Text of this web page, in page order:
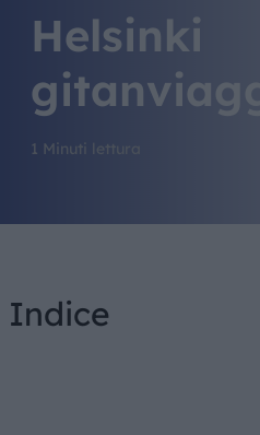
Helsinki
gitanviaggi
1 Minuti lettura
Indice